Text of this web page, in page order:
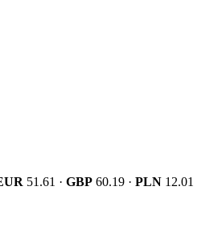
51.61 · GBP 60.19 · PLN 12.01